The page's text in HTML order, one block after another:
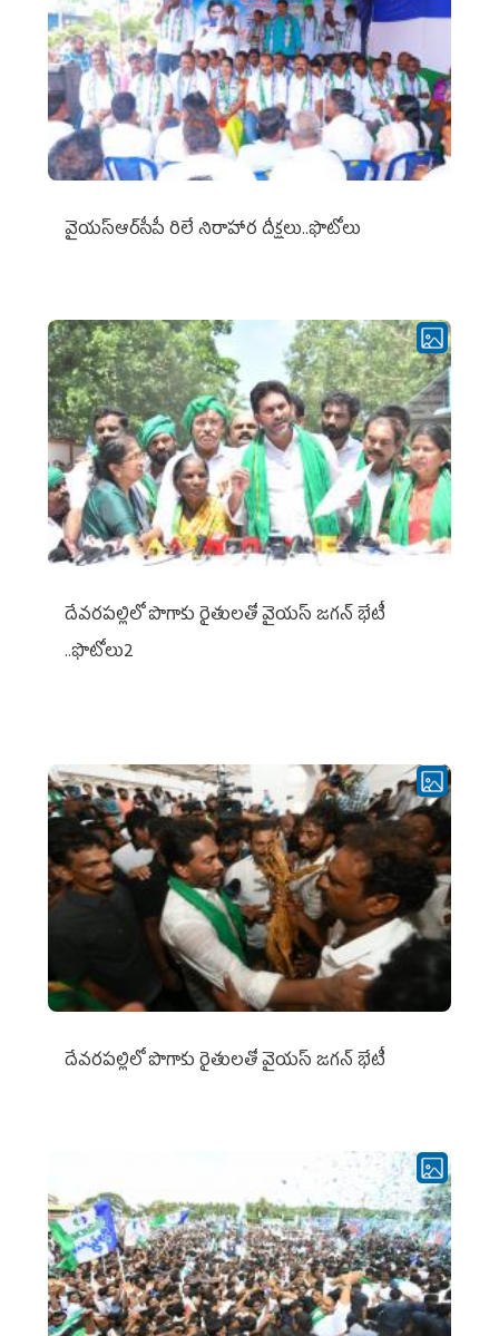
వైయ‌స్ఆర్‌సీపీ రిలే నిరాహార దీక్షలు..ఫొటోలు
దేవరపల్లిలో పొగాకు రైతులతో వైయస్ జగన్ భేటీ
..ఫొటోలు2
దేవరపల్లిలో పొగాకు రైతులతో వైయస్ జగన్ భేటీ